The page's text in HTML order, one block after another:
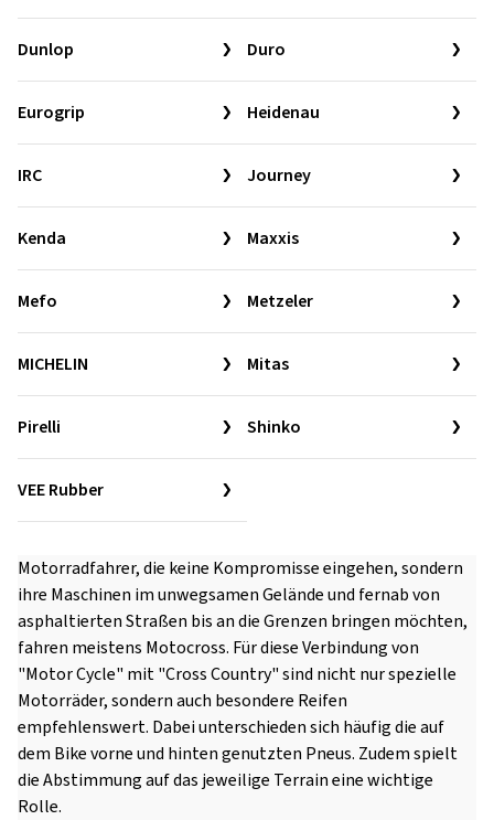
Dunlop Duro
Eurogrip Heidenau
IRC Journey
Kenda Maxxis
Mefo Metzeler
MICHELIN Mitas
Pirelli Shinko
VEE Rubber
Motorradfahrer, die keine Kompromisse eingehen, sondern
ihre Maschinen im unwegsamen Gelände und fernab von
asphaltierten Straßen bis an die Grenzen bringen möchten,
fahren meistens Motocross. Für diese Verbindung von
"Motor Cycle" mit "Cross Country" sind nicht nur spezielle
Motorräder, sondern auch besondere Reifen
empfehlenswert. Dabei unterschieden sich häufig die auf
dem Bike vorne und hinten genutzten Pneus. Zudem spielt
die Abstimmung auf das jeweilige Terrain eine wichtige
Rolle.